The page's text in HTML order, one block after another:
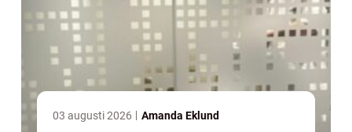
03 augusti 2026 Amanda Eklund